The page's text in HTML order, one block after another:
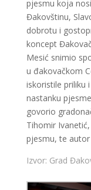
pjesmu koja
Đakovštinu,
dobrotu i
koncept
Mesić snimio
u đakovačkom
iskoristile priliku
nastanku
govorio
Tihomir
pjesmu, te
Izvor: Grad